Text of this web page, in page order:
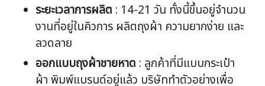
ระยะเวลาการผลิต : 14-21 วัน ทั้งนี้ขึ้นอยู่จำนวน
งานที่อยู่ในคิวการ ผลิตถุงผ้า ความยากง่าย และ
ลวดลาย
ออกแบบถุงผ้าชายหาด : ลูกค้าที่มีแบบกระเป๋า
ผ้า พิมพ์แบรนด์อยู่แล้ว บริษัททำตัวอย่างเพื่อ